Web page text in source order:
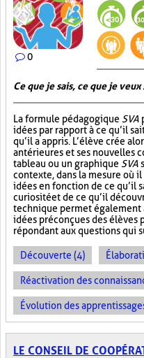
0
Ce que je sais, ce que je
La formule pédagogique SVA
idées par rapport à ce qu’il
qu’il a appris. L’élève crée
antérieures et ses nouvelles
tableau ou un graphique SVA
contexte, dans la mesure où
idées en fonction de ce qu’il
curiosité et de ce qu’il
technique permet également
idées préconçues des élèves
répondant aux questions qui
Découverte (4)
Réactivation des
Évolution des
LE CONSEIL DE